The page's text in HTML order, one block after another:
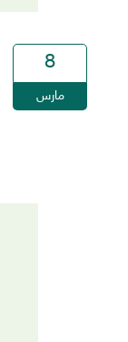
8
مارس